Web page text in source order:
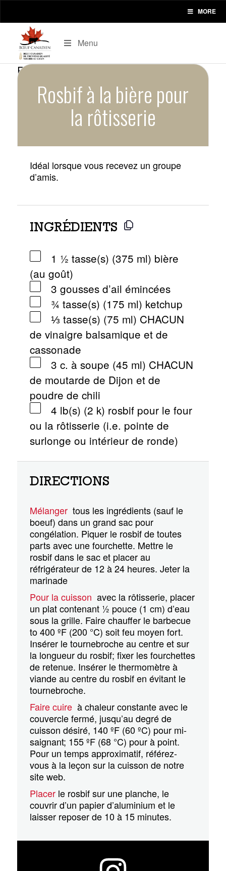
MORE
Menu
Rosbif à la bière pour
la rôtisserie
Idéal lorsque vous recevez un groupe
d’amis.
INGRÉDIENTS
1 ½ tasse(s) (375 ml) bière
(au goût)
3 gousses d’ail émincées
¾ tasse(s) (175 ml) ketchup
⅓ tasse(s) (75 ml) CHACUN
de vinaigre balsamique et de
cassonade
3 c. à soupe (45 ml) CHACUN
de moutarde de Dijon et de
poudre de chili
4 lb(s) (2 k) rosbif pour le four
ou la rôtisserie (i.e. pointe de
surlonge ou intérieur de ronde)
DIRECTIONS
Mélanger tous les ingrédients (sauf le
boeuf) dans un grand sac pour
congélation. Piquer le rosbif de toutes
parts avec une fourchette. Mettre le
rosbif dans le sac et placer au
réfrigérateur de 12 à 24 heures. Jeter la
marinade
Pour la cuisson avec la rôtisserie, placer
un plat contenant ½ pouce (1 cm) d’eau
sous la grille. Faire chauffer le barbecue
to 400 ºF (200 °C) soit feu moyen fort.
Insérer le tournebroche au centre et sur
la longueur du rosbif; fixer les fourchettes
de retenue. Insérer le thermomètre à
viande au centre du rosbif en évitant le
tournebroche.
Faire cuire à chaleur constante avec le
couvercle fermé, jusqu’au degré de
cuisson désiré, 140 ºF (60 ºC) pour mi-
saignant; 155 ºF (68 °C) pour à point.
Pour un temps approximatif, référez-
vous à la leçon sur la cuisson de notre
site web.
Placer le rosbif sur une planche, le
couvrir d’un papier d’aluminium et le
laisser reposer de 10 à 15 minutes.